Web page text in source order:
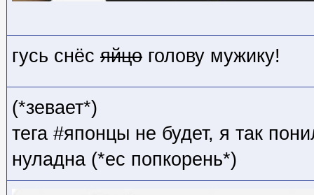
гусь снёс яйцо голову мужику!
(*зевает*)
тега #японцы не будет, я так
нуладна (*ес попкорень*)